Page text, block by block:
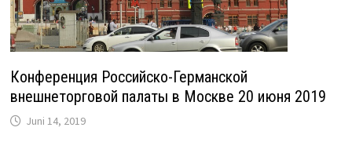
Конференция Российско-Германской
внешнеторговой палаты в Москве 20 июня 2019
Juni 14, 2019